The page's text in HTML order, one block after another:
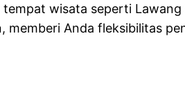
wisata seperti
memberi Anda fleksibilitas